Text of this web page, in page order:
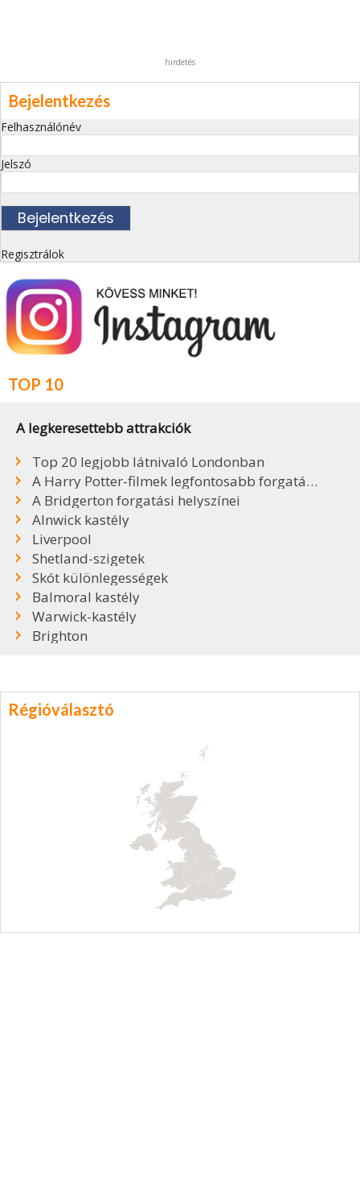
hirdetés
Bejelentkezés
Felhasználónév
Jelszó
Regisztrálok
TOP 10
A legkeresettebb attrakciók
Top 20 legjobb látnivaló Londonban
A Harry Potter-filmek legfontosabb forgatási helyszínei
A Bridgerton forgatási helyszínei
Alnwick kastély
Liverpool
Shetland-szigetek
Skót különlegességek
Balmoral kastély
Warwick-kastély
Brighton
Régióválasztó